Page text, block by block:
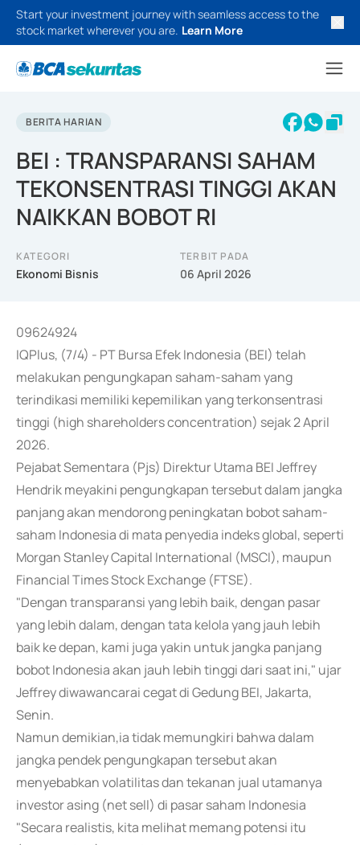
Start your investment journey with seamless access to the
stock market wherever you are. Learn More
BERITA HARIAN
BEI : TRANSPARANSI SAHAM
TEKONSENTRASI TINGGI AKAN
NAIKKAN BOBOT RI
KATEGORI
Ekonomi Bisnis
TERBIT PADA
06 April 2026
09624924
IQPlus, (7/4) - PT Bursa Efek Indonesia (BEI) telah
melakukan pengungkapan saham-saham yang
terindikasi memiliki kepemilikan yang terkonsentrasi
tinggi (high shareholders concentration) sejak 2 April
2026.
Pejabat Sementara (Pjs) Direktur Utama BEI Jeffrey
Hendrik meyakini pengungkapan tersebut dalam jangka
panjang akan mendorong peningkatan bobot saham-
saham Indonesia di mata penyedia indeks global, seperti
Morgan Stanley Capital International (MSCI), maupun
Financial Times Stock Exchange (FTSE).
"Dengan transparansi yang lebih baik, dengan pasar
yang lebih dalam, dengan tata kelola yang jauh lebih
baik ke depan, kami juga yakin untuk jangka panjang
bobot Indonesia akan jauh lebih tinggi dari saat ini," ujar
Jeffrey diwawancarai cegat di Gedung BEI, Jakarta,
Senin.
Namun demikian,ia tidak memungkiri bahwa dalam
jangka pendek pengungkapan tersebut akan
menyebabkan volatilitas dan tekanan jual utamanya
investor asing (net sell) di pasar saham Indonesia
"Secara realistis, kita melihat memang potensi itu